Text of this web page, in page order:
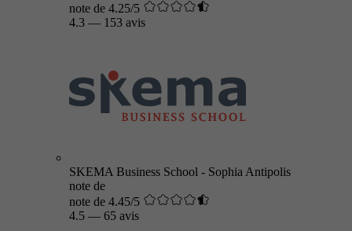
note de 4.25/5
4.3 — 153 avis
SKEMA Business School - Sophia Antipolis
note de
note de 4.45/5
4.5 — 65 avis